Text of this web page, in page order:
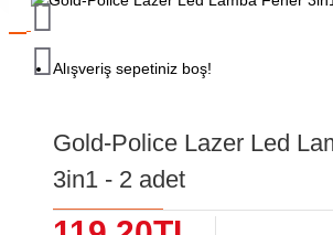
Alışveriş sepetiniz boş!
Gold-Police Lazer Led
3in1 - 2 adet